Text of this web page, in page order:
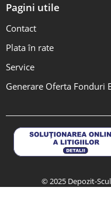
Pagini utile
Contact
Plata în rate
Service
Generare Oferta Fonduri
© 2025 Depozit-